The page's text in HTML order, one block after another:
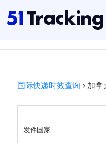
国际快递时效查询 加拿
发件国家